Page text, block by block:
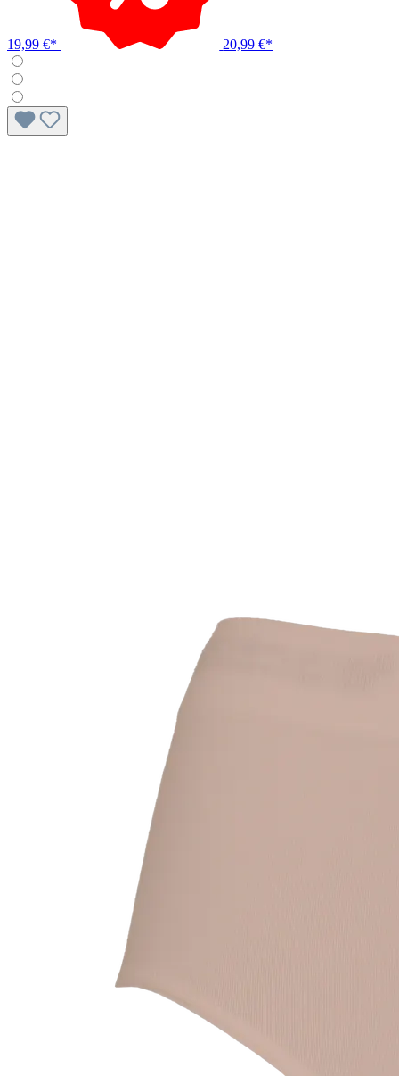
19,99 €* 20,99 €*